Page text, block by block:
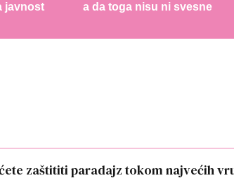
javnost
a da toga nisu ni svesne
zaštititi paradajz tokom najvećih